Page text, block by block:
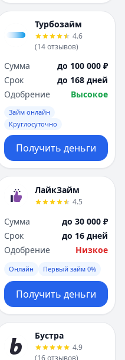
Турбозайм
4.6
(14отзывов)
Сумма
до 100 000 ₽
Срок
до 168 дней
Одобрение
Высокое
Займ онлайн
Круглосуточно
Получить деньги
ЛайкЗайм
4.5
Сумма
до 30 000 ₽
Срок
до 16 дней
Одобрение
Низкое
Онлайн Первый займ 0%
Получить деньги
Бустра
4.9
(16отзывов)